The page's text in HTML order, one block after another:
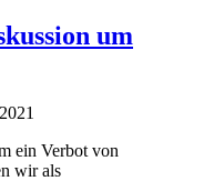
um
ein Verbot von
wir als